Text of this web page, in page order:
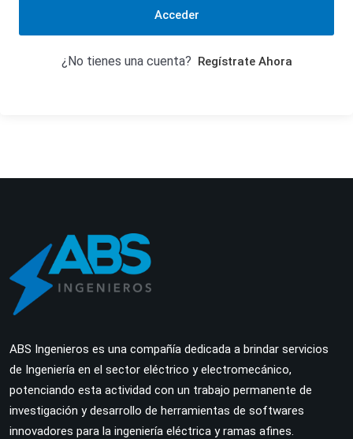
Acceder
¿No tienes una cuenta? Regístrate Ahora
ABS Ingenieros es una compañía dedicada a brindar servicios
de Ingeniería en el sector eléctrico y electromecánico,
potenciando esta actividad con un trabajo permanente de
investigación y desarrollo de herramientas de softwares
innovadores para la ingeniería eléctrica y ramas afines.